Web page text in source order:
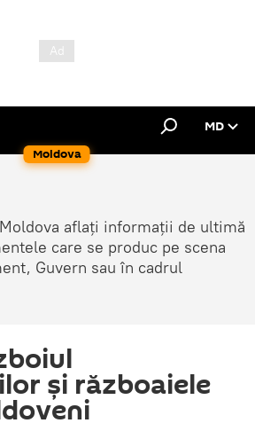
Moldova
MD
aflați informații de ultimă
care se produc pe scena
Guvern sau în cadrul
şi războaiele